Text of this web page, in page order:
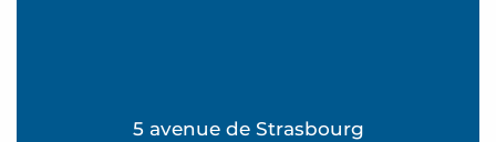
5 avenue de Strasbourg